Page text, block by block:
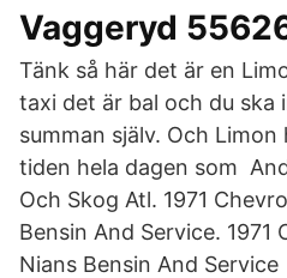
Vaggeryd
Tänk så här det är en
taxi det är bal och du ska
summan själv. Och
tiden hela dagen som
Och Skog Atl. 1971
Bensin And Service. 1971
Nians Bensin And